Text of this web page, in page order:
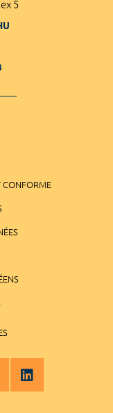
5
CONFORME